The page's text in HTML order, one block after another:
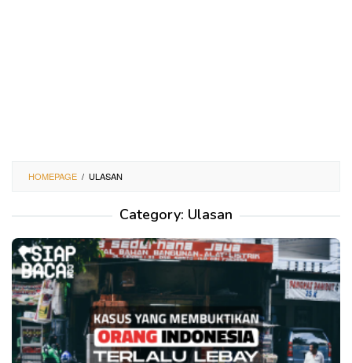
HOMEPAGE / ULASAN
Category: Ulasan